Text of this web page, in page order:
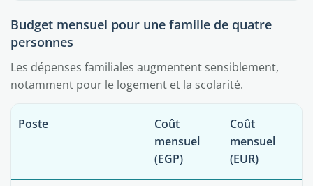
Budget mensuel pour une famille de quatre
personnes
Les dépenses familiales augmentent sensiblement,
notamment pour le logement et la scolarité.
Poste
Coût
mensuel
(EGP)
Coût
mensuel
(EUR)